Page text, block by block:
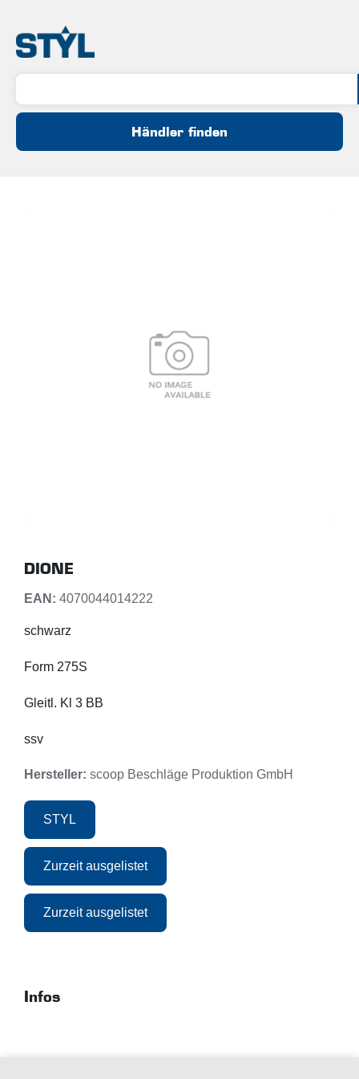
Händler finden
DIONE
EAN: 4070044014222
schwarz
Form 275S
Gleitl. Kl 3 BB
ssv
Hersteller: scoop Beschläge Produktion GmbH
STYL
Zurzeit ausgelistet
Zurzeit ausgelistet
Infos